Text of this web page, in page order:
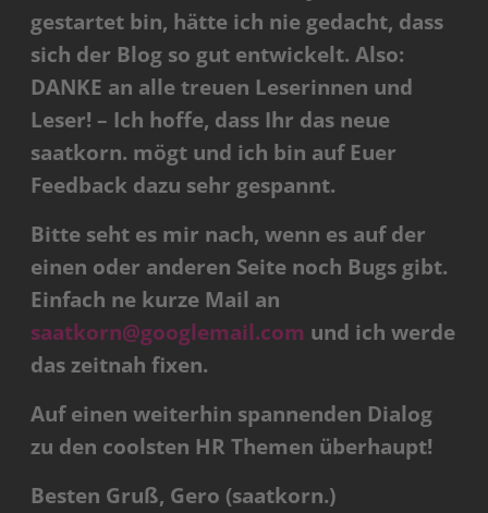
gestartet bin, hätte ich nie gedacht, dass
sich der Blog so gut entwickelt. Also:
DANKE an alle treuen Leserinnen und
Leser! – Ich hoffe, dass Ihr das neue
saatkorn. mögt und ich bin auf Euer
Feedback dazu sehr gespannt.
Bitte seht es mir nach, wenn es auf der
einen oder anderen Seite noch Bugs gibt.
Einfach ne kurze Mail an
saatkorn@googlemail.com und ich werde
das zeitnah fixen.
Auf einen weiterhin spannenden Dialog
zu den coolsten HR Themen überhaupt!
Besten Gruß, Gero (saatkorn.)